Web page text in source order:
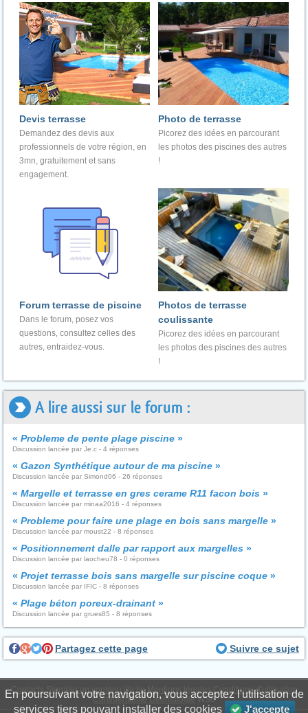
Devis terrasse
Demandez des devis aux
professionnels de votre région, en
3mn, gratuitement et sans
engagement.
Photo de terrasse
Picorez des idées en parcourant
les photos des piscines des autres
!
Forum terrasse de piscine
Dans le forum, posez vos
questions, consultez celles des
autres, entraidez-vous.
Photos de terrasse
coulissante
Picorez des idées en parcourant
les photos des piscines des autres
!
A lire aussi sur le forum :
« Probleme de pente plage piscine »
Discussion lancée par Je.c - 4 réponses
« Gazon Synthétique autour de ma piscine »
Discussion lancée par Simond06 - 26 réponses
« Margelle et terrasse en gres cerame R11 facon bois »
Discussion lancée par minaa2016 - 4 réponses
« Probleme pour faire une plage en bois sans margelle »
Discussion lancée par moust22 - 8 réponses
« Positionnement dalle par rapport aux margelles »
Discussion lancée par laocheu78 - 0 réponses
« Projet terrasse bois sans margelle sur piscine coque »
Discussion lancée par IFIC - 8 réponses
« Plage béton poreux-drainant »
Discussion lancée par grues85 - 8 réponses
Partagez cette page Suivre ce sujet
Contacts Signaler un contenu illicite Mentions légales Conditions d'utilisation
Confidentialité DéontologieWS6
En poursuivant votre navigation, vous acceptez l'utilisation de
services tiers pouvant installer des cookies
J'accepte